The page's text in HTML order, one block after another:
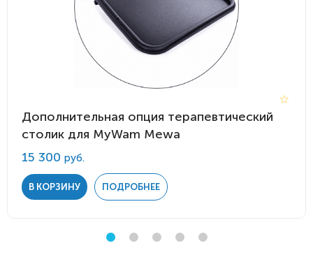
Дополнительная опция терапевтический
столик для MyWam Mewa
15 300 руб.
В КОРЗИНУ ПОДРОБНЕЕ